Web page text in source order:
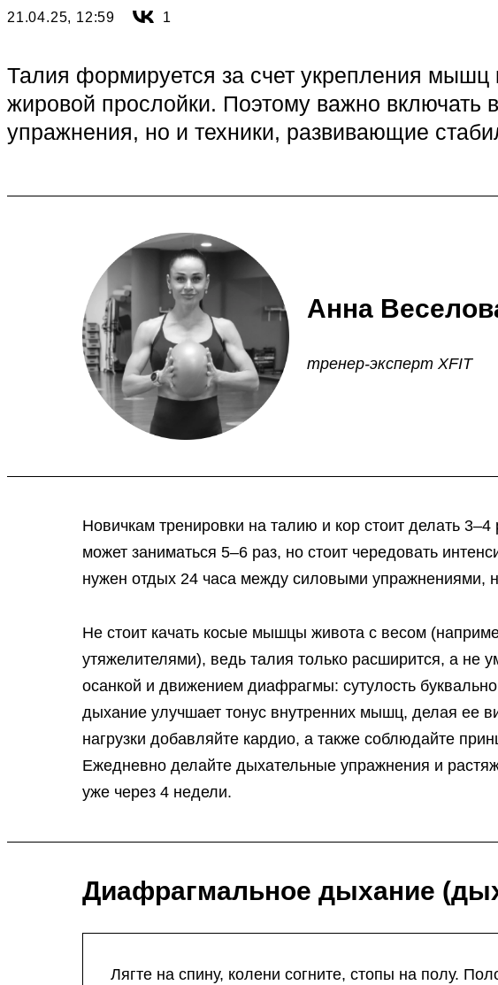
21.04.25, 12:59 1
Талия формируется за счет укрепления
жировой прослойки. Поэтому важно включать
упражнения, но и техники, развивающие
Анна
тренер-эксперт XFIT
Новичкам тренировки на талию и кор стоит делать
может заниматься 5–6 раз, но стоит чередовать
нужен отдых 24 часа между силовыми упражнениями,
Не стоит качать косые мышцы живота с весом
утяжелителями), ведь талия только расширится, а не
осанкой и движением диафрагмы: сутулость
дыхание улучшает тонус внутренних мышц, делая ее
нагрузки добавляйте кардио, а также соблюдайте
Ежедневно делайте дыхательные упражнения и
уже через 4 недели.
Диафрагмальное дыхание
Лягте на спину, колени согните, стопы на полу.